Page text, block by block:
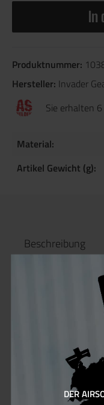
In
Produktnummer:
Hersteller: Invader
Sie erhalten
Material:
Artikel Gewicht (g):
Beschreibung
5.56 Single
Invader
II Mag Pouch
Magazine
(z.
ein Magazinauf
DER